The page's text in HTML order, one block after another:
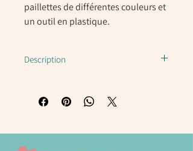
paillettes de différentes couleurs et
un outil en plastique.
Description
requièrent pas d’adhésif supplémentaire.
psychomotricité fine et développe la
créativité, l’adresse manuelle et le sens